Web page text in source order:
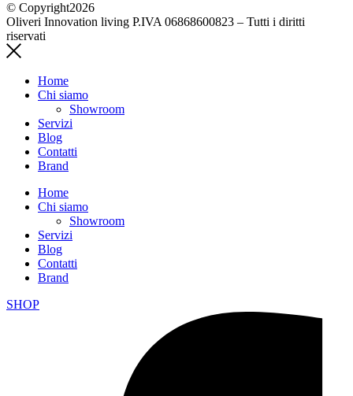
© Copyright2026
Oliveri Innovation living P.IVA 06868600823 – Tutti i diritti
riservati
Home
Chi siamo
Showroom
Servizi
Blog
Contatti
Brand
Home
Chi siamo
Showroom
Servizi
Blog
Contatti
Brand
SHOP